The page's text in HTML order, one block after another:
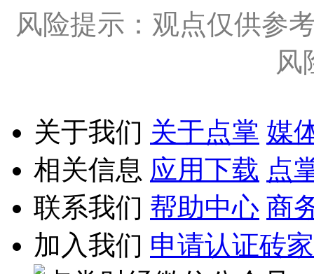
风险提示：观点仅供参
风
关于我们 关于点掌 媒
相关信息 应用下载 点
联系我们 帮助中心 商
加入我们 申请认证砖家